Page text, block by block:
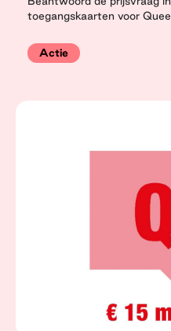
toegangskaarten voor
Actie